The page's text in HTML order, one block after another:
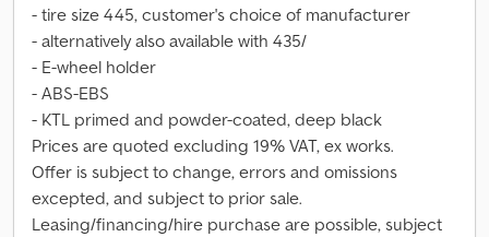
- tire size 445, customer's choice of manufacturer
- alternatively also available with 435/
- E-wheel holder
- ABS-EBS
- KTL primed and powder-coated, deep black
Prices are quoted excluding 19% VAT, ex works.
Offer is subject to change, errors and omissions
excepted, and subject to prior sale.
Leasing/financing/hire purchase are possible, subject